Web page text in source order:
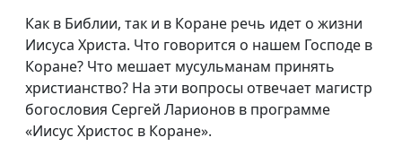
Как в Библии, так и в Коране речь идет о жизни
Иисуса Христа. Что говорится о нашем Господе в
Коране? Что мешает мусульманам принять
христианство? На эти вопросы отвечает магистр
богословия Сергей Ларионов в программе
«Иисус Христос в Коране».
Как я избавился от
страха смерти
Анна Богатская, Эдуард
Егизарян, преподаватель
кафедры теологии
Заокского университета
Зачем живет
человек?
Анна Ронжина, Андрей